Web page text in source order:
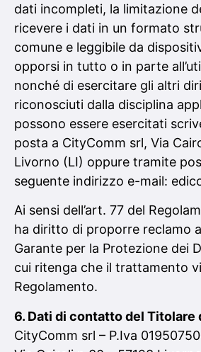
dati incompleti, la limitazione
ricevere i dati in un formato
comune e leggibile da
opporsi in tutto o in parte
nonché di esercitare gli altri
riconosciuti dalla disciplina
possono essere esercitati
posta a CityComm srl, Via
Livorno (LI) oppure tramite
seguente indirizzo e-mail:
Ai sensi dell’art. 77 del
ha diritto di proporre reclamo
Garante per la Protezione dei
cui ritenga che il trattamento
Regolamento.
6. Dati di contatto del
CityComm srl – P.Iva